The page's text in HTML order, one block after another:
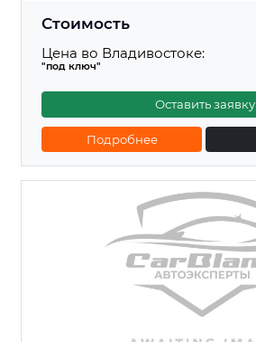
Стоимость
Цена во Владивостоке:
"под ключ"
Оставить заявку
Подробнее